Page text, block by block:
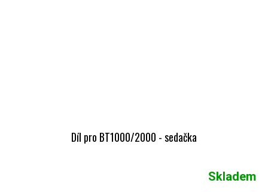
Díl pro BT1000/2000 - sedačka
Skladem